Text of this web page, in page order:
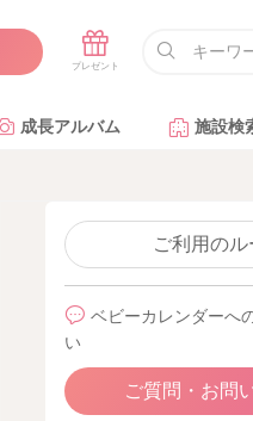
成長アルバム 施設検
ご利用の
ベビーカレンダーへ
い
ご質問・お問